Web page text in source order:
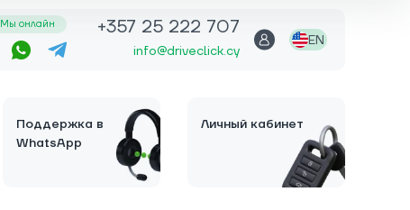
Мы онлайн +357 25 222 707
info@driveclick.cy
EN
Поддержка в
WhatsApp
Личный кабинет